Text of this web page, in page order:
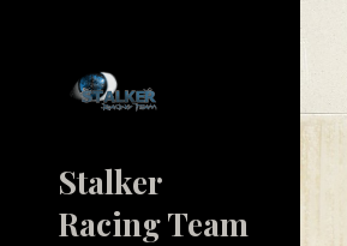
Stalker
Racing Team